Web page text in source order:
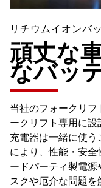
リチウムイオンバ
頑丈な
なバッ
当社のフォークリフ
ークリフト専用に設
充電器は一緒に使
により、性能・安
ードパーティ製電源
スクや厄介な問題を